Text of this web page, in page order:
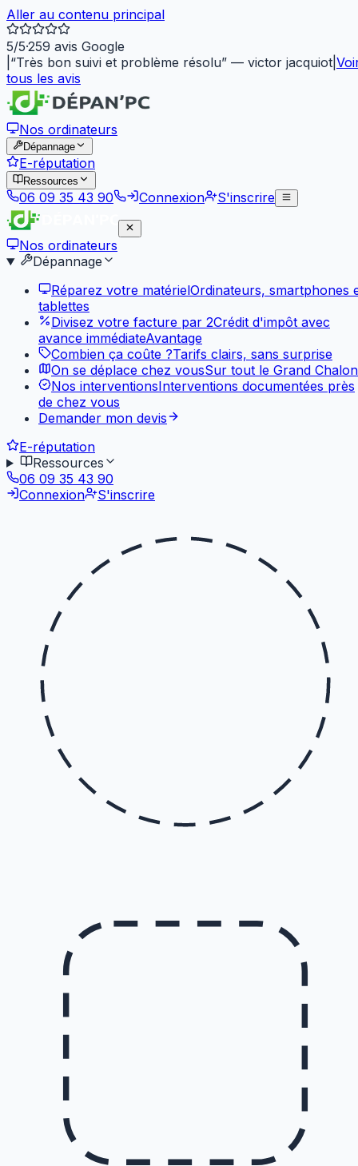
Aller au contenu principal
5/5·259 avis Google
“Très bon suivi et problème résolu” — victor jacquiot
tous les avis
Nos ordinateurs
Dépannage
E-réputation
Ressources
06 09 35 43 90 Connexion S'inscrire
Nos ordinateurs
Dépannage
Réparez votre matérielOrdinateurs, smartphones
tablettes
Divisez votre facture par 2Crédit d'impôt avec
avance immédiateAvantage
Combien ça coûte ?Tarifs clairs, sans surprise
On se déplace chez vousSur tout le Grand Chalon
Nos interventionsInterventions documentées près
de chez vous
Demander mon devis
E-réputation
Ressources
06 09 35 43 90
Connexion
S'inscrire